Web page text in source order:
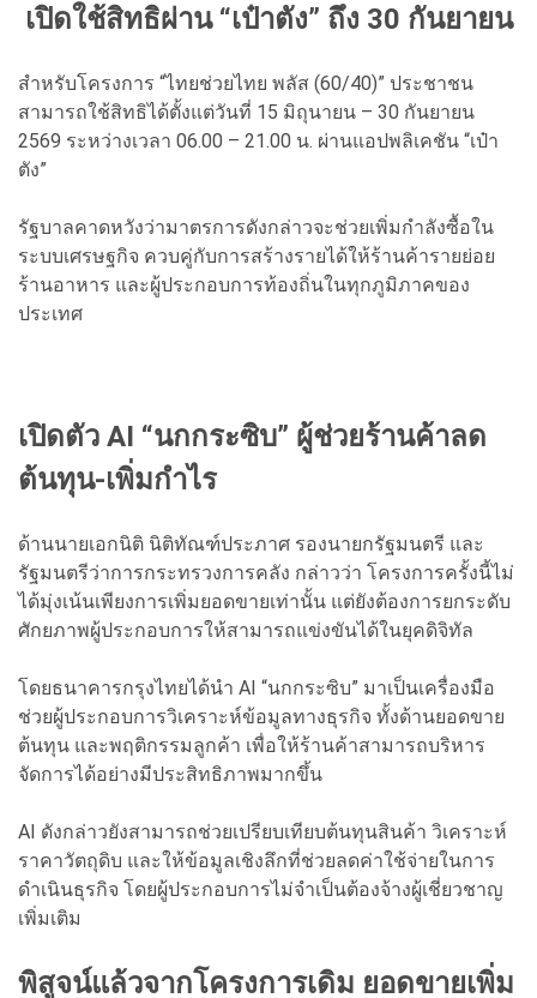
เปิดใช้สิทธิผ่าน “เป๋าตัง” ถึง 30 กันยายน
สำหรับโครงการ “ไทยช่วยไทย พลัส (60/40)” ประชาชน
สามารถใช้สิทธิได้ตั้งแต่วันที่ 15 มิถุนายน – 30 กันยายน
2569 ระหว่างเวลา 06.00 – 21.00 น. ผ่านแอปพลิเคชัน “เป๋า
ตัง”
รัฐบาลคาดหวังว่ามาตรการดังกล่าวจะช่วยเพิ่มกำลังซื้อใน
ระบบเศรษฐกิจ ควบคู่กับการสร้างรายได้ให้ร้านค้ารายย่อย
ร้านอาหาร และผู้ประกอบการท้องถิ่นในทุกภูมิภาคของ
ประเทศ
เปิดตัว AI “นกกระซิบ” ผู้ช่วยร้านค้าลด
ต้นทุน-เพิ่มกำไร
ด้านนายเอกนิติ นิติทัณฑ์ประภาศ รองนายกรัฐมนตรี และ
รัฐมนตรีว่าการกระทรวงการคลัง กล่าวว่า โครงการครั้งนี้ไม่
ได้มุ่งเน้นเพียงการเพิ่มยอดขายเท่านั้น แต่ยังต้องการยกระดับ
ศักยภาพผู้ประกอบการให้สามารถแข่งขันได้ในยุคดิจิทัล
โดยธนาคารกรุงไทยได้นำ AI “นกกระซิบ” มาเป็นเครื่องมือ
ช่วยผู้ประกอบการวิเคราะห์ข้อมูลทางธุรกิจ ทั้งด้านยอดขาย
ต้นทุน และพฤติกรรมลูกค้า เพื่อให้ร้านค้าสามารถบริหาร
จัดการได้อย่างมีประสิทธิภาพมากขึ้น
AI ดังกล่าวยังสามารถช่วยเปรียบเทียบต้นทุนสินค้า วิเคราะห์
ราคาวัตถุดิบ และให้ข้อมูลเชิงลึกที่ช่วยลดค่าใช้จ่ายในการ
ดำเนินธุรกิจ โดยผู้ประกอบการไม่จำเป็นต้องจ้างผู้เชี่ยวชาญ
เพิ่มเติม
พิสูจน์แล้วจากโครงการเดิม ยอดขายเพิ่ม